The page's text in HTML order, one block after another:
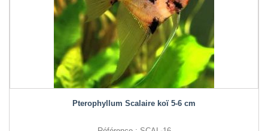
Pterophyllum Scalaire koï 5-6 cm